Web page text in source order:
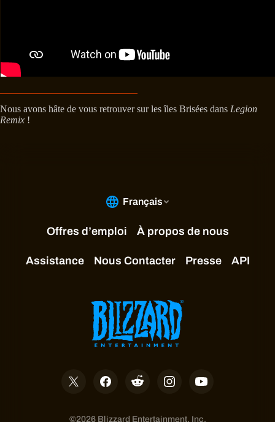
Nous avons hâte de vous retrouver sur les îles Brisées dans Legion
Remix !